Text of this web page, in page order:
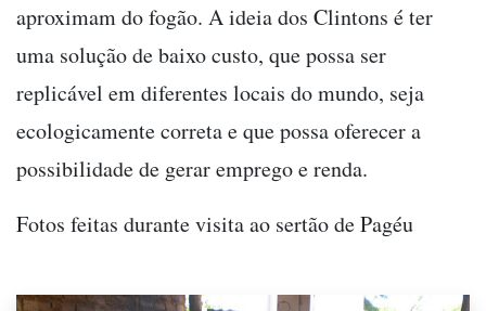
aproximam do fogão. A ideia dos Clintons é ter
uma solução de baixo custo, que possa ser
replicável em diferentes locais do mundo, seja
ecologicamente correta e que possa oferecer a
possibilidade de gerar emprego e renda.
Fotos feitas durante visita ao sertão de Pagéu